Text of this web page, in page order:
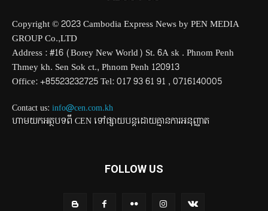
Copyright © 2023 Cambodia Express News by PEN MEDIA
GROUP Co.,LTD
Address : #16 (Borey New World) St. 6A sk . Phnom Penh
Thmey kh. Sen Sok ct., Phnom Penh 120913
Office: +85523232725 Tel: 017 93 61 91 , 0716140005
Contact us: info@cen.com.kh
ហាមយកអត្ថបទពី CEN ទៅផ្សាយបន្តដោយគ្មានការអនុញ្ញាត
FOLLOW US